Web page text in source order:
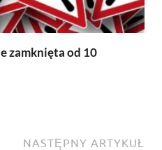
zamknięta od 10
NASTĘPNY ARTYKUŁ